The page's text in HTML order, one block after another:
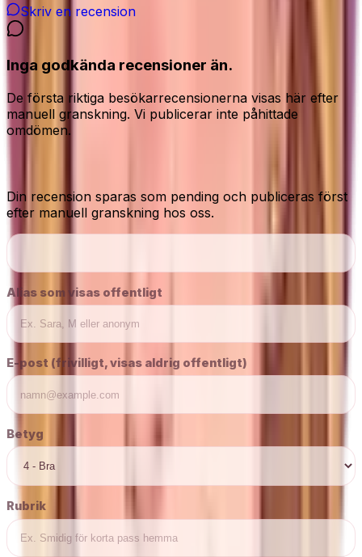
Skriv en recension
Inga godkända recensioner än.
De första riktiga besökarrecensionerna visas här efter
manuell granskning. Vi publicerar inte påhittade
omdömen.
Din recension sparas som pending och publiceras först
efter manuell granskning hos oss.
Alias som visas offentligt
E-post (frivilligt, visas aldrig offentligt)
Betyg
Rubrik